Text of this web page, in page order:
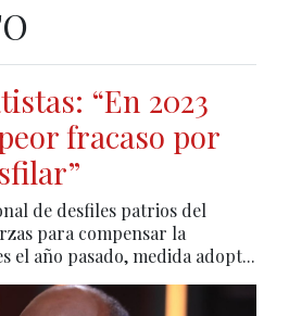
“En 2023
fracaso por
de desfiles patrios del
para compensar la
el año pasado, medida adopt...